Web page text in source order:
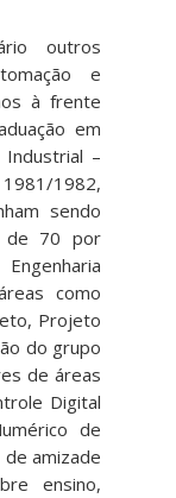
outros
e
à frente
em
Industrial –
1981/1982,
sendo
de 70 por
como
Projeto
do grupo
de áreas
Digital
de
amizade
ensino,